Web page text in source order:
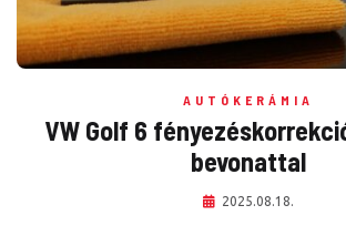
AUTÓKERÁMIA
VW Golf 6
bevonattal
2025.08.18.